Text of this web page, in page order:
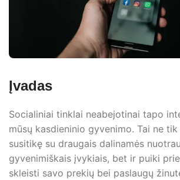
Įvadas
Socialiniai tinklai neabejotinai tapo
mūsų kasdieninio gyvenimo. Tai ne
susitikę su draugais dalinamės
gyvenimiškais įvykiais, bet ir puiki
skleisti savo prekių bei paslaugų